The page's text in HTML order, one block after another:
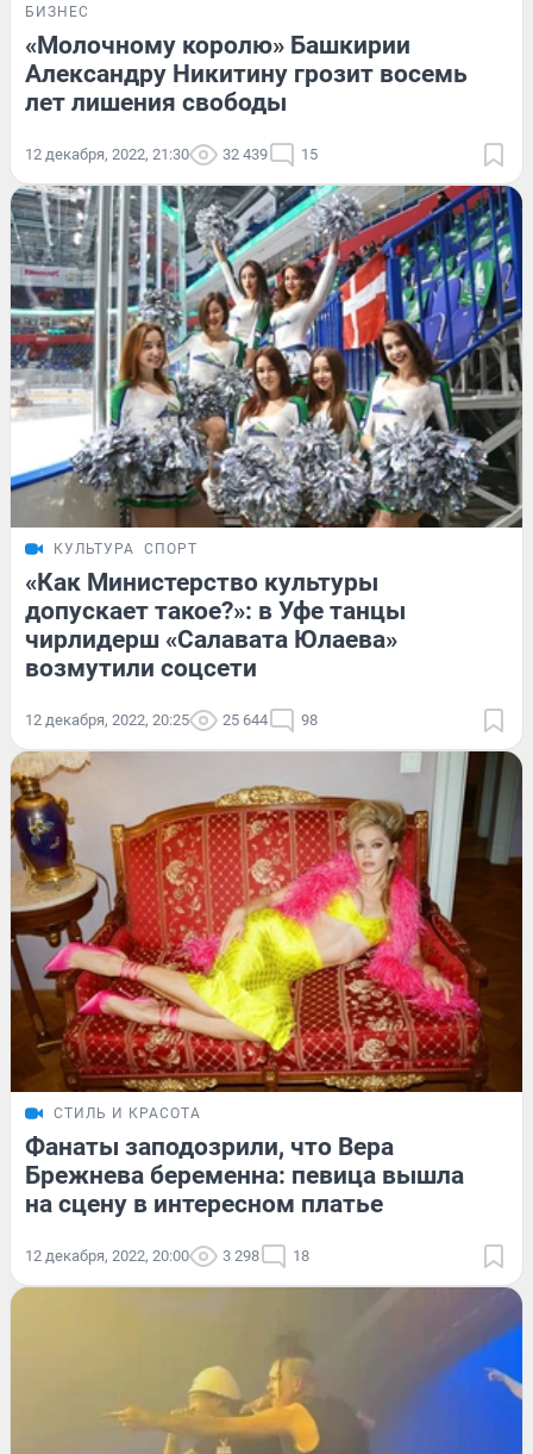
БИЗНЕС
«Молочному королю» Башкирии
Александру Никитину грозит восемь
лет лишения свободы
12 декабря, 2022, 21:30 32 439 15
КУЛЬТУРА СПОРТ
«Как Министерство культуры
допускает такое?»: в Уфе танцы
чирлидерш «Салавата Юлаева»
возмутили соцсети
12 декабря, 2022, 20:25 25 644 98
СТИЛЬ И КРАСОТА
Фанаты заподозрили, что Вера
Брежнева беременна: певица вышла
на сцену в интересном платье
12 декабря, 2022, 20:00 3 298 18